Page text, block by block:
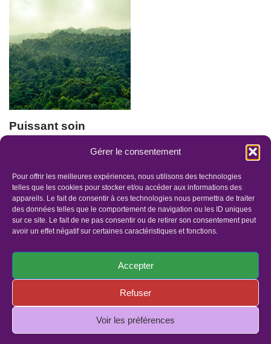
Gérer le consentement
Pour offrir les meilleures expériences, nous utilisons des technologies
telles que les cookies pour stocker et/ou accéder aux informations des
appareils. Le fait de consentir à ces technologies nous permettra de traiter
des données telles que le comportement de navigation ou les ID uniques
sur ce site. Le fait de ne pas consentir ou de retirer son consentement peut
avoir un effet négatif sur certaines caractéristiques et fonctions.
Accepter
Refuser
Voir les préférences
Puissant soin
de balai, et ancrage
mère” 26mn
36.00€
Politique de confidentialité
Politique de cookies (UE)